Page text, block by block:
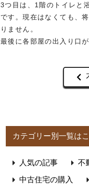
3つ目は、1階のトイレと
です。現在はなくても、
りません。
最後に各部屋の出入り口
カテゴリー別一覧は
人気の記事 不
中古住宅の購入